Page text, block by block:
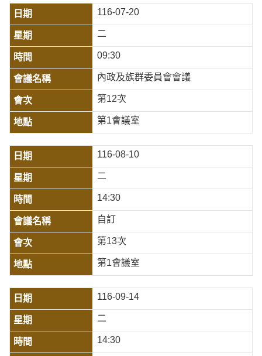
116-07-20
二
09:30
內政及族群委員會會議
第12次
第1會議室
116-08-10
二
14:30
自訂
第13次
第1會議室
116-09-14
二
14:30